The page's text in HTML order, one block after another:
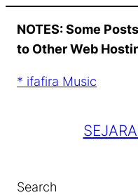
content
NOTES: Some
to Other Web
* ifafira Music
Search